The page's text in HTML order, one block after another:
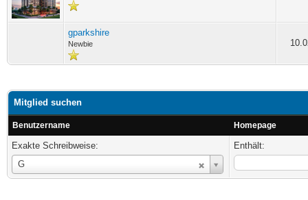
gparkshire
Newbie
Mitglied suchen
Benutzername Homepage
Exakte Schreibweise:
G
Benutzername
Enthält: